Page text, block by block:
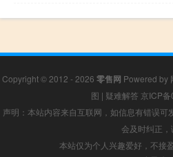
Copyright © 2012 - 2026 零售网 Powered by
图 | 疑难解答 京ICP
声明：本站内容来自互联网，如信息有错误
会及时纠正，
本站仅为个人兴趣爱好，不接